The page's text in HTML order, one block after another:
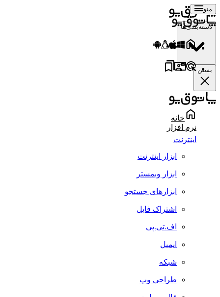
منو
دسته‌بندی‌ها
بستن
خانه
نرم افزار
اینترنت
ابزار اینترنت
ابزار وبمستر
ابزارهای جستجو
اشتراک فایل
اف.تی.پی
ایمیل
شبکه
طراحی وب